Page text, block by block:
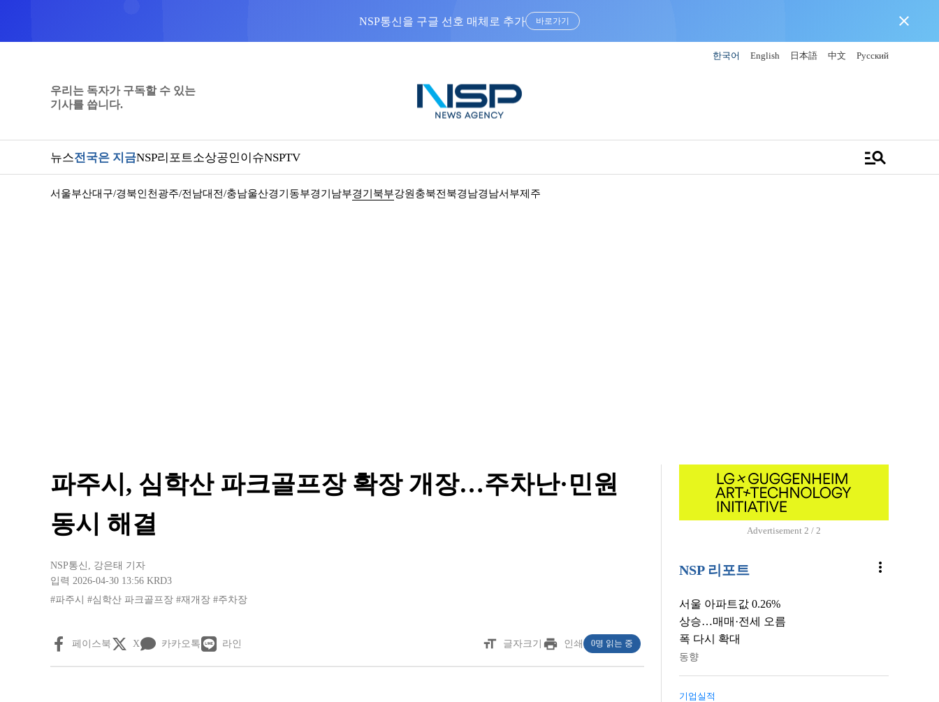
NSP통신을 구글 선호 매체로 추가 바로가기 close
한국어 English 日本語 中文 Русский
우리는 독자가 구독할 수 있는
기사를 씁니다.
뉴스전국은 지금NSP리포트소상공인이슈NSPTV manage_search
서울부산대구/경북인천 광주/전남대전/충남울산경기동부경기남부경기북부강원 충북전북경남경남서부제주
파주시, 심학산 파크골프장 확장 개장…주차난·민원
동시 해결
NSP통신 , 강은태 기자
입력 2026-04-30 13:56 KRD3
#파주시
#심학산 파크골프장 #재개장 #주차장
페이스북 X 카카오톡 라인 format_size 글자크기 print 인쇄 0명 읽는 중
Advertisement 1 / 2
NSP 리포트 more_vert
서울 아파트값 0.26%
상승…매매·전세 오름
폭 다시 확대
동향
기업실적